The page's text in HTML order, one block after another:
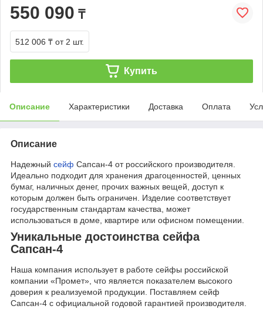
550 090 ₸
512 006 ₸ от 2 шт.
Купить
Описание Характеристики Доставка Оплата
Описание
Надежный сейф Сапсан-4 от российского производителя.
Идеально подходит для хранения драгоценностей, ценных
бумаг, наличных денег, прочих важных вещей, доступ к
которым должен быть ограничен. Изделие соответствует
государственным стандартам качества, может
использоваться в доме, квартире или офисном помещении.
Уникальные достоинства сейфа
Сапсан-4
Наша компания использует в работе сейфы российской
компании «Промет», что является показателем высокого
доверия к реализуемой продукции. Поставляем сейф
Сапсан-4 с официальной годовой гарантией производителя.